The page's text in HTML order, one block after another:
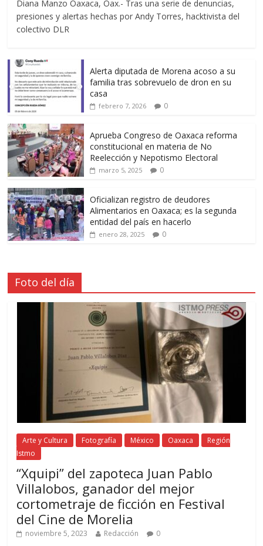
Diana Manzo Oaxaca, Oax.- Tras una serie de denuncias,
presiones y alertas hechas por Andy Torres, hacktivista del
colectivo DLR
Alerta diputada de Morena acoso a su
familia tras sobrevuelo de dron en su
casa
febrero 7, 2026 0
Aprueba Congreso de Oaxaca reforma
constitucional en materia de No
Reelección y Nepotismo Electoral
marzo 5, 2025 0
Oficializan registro de deudores
Alimentarios en Oaxaca; es la segunda
entidad del país en hacerlo
enero 28, 2025 0
Foto del día
Arte y Cultura Fotografía México Oaxaca
Región
Istmo
“Xquipi” del zapoteca Juan Pablo
Villalobos, ganador del mejor
cortometraje de ficción en Festival
del Cine de Morelia
noviembre 5, 2023 Redacción 0